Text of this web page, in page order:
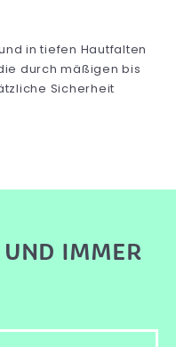
in tiefen Hautfalten
durch mäßigen bis
Sicherheit
IMMER